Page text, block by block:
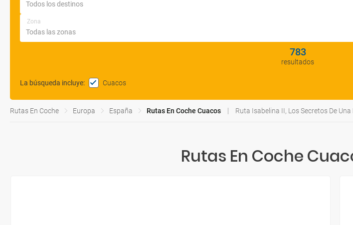
Zona
783
resultados
La búsqueda incluye: Cuacos
Rutas En Coche Europa España Rutas En Coche Cuacos Ruta Isabelina II, Los Secretos De Una
Rutas En Coche